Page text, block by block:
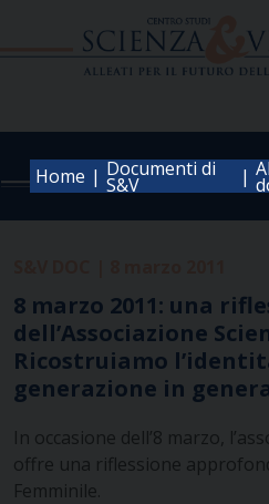
Home | Documenti di
S&V |
8 marzo 2011: una
dell’Associazione
Ricostruiamo
generazione in
In occasione dell’8 marzo,
offre una riflessione
Femminile.